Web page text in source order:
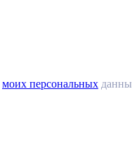
моих персональных